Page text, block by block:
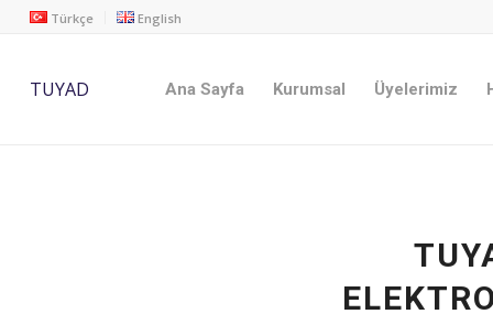
Türkçe English
TUYAD Ana Sayfa Kurumsal Üyelerimiz